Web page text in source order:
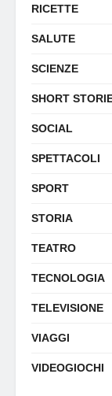
RICETTE
SALUTE
SCIENZE
SHORT
SOCIAL
SPETTACOLI
SPORT
STORIA
TEATRO
TECNOLOGIA
TELEVISIONE
VIAGGI
VIDEOGIOCHI